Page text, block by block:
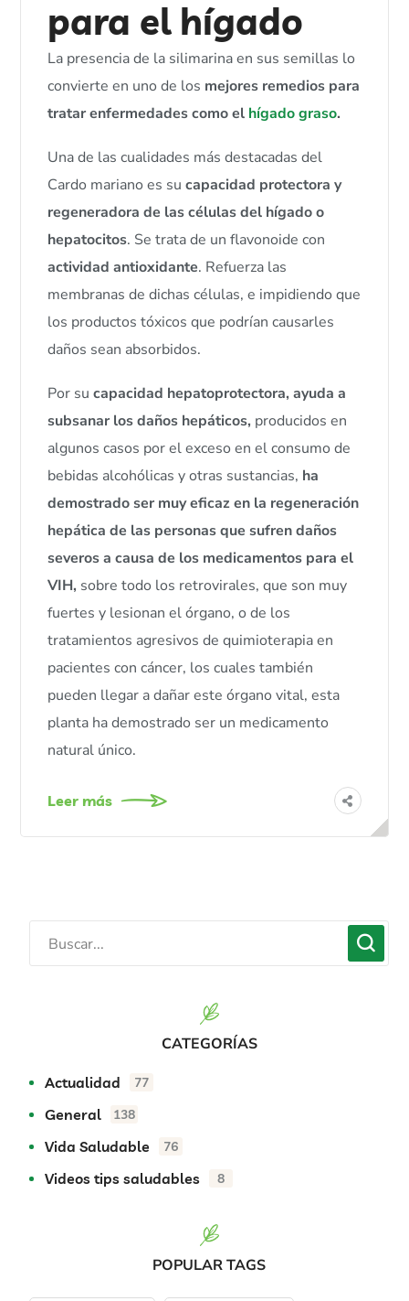
para el hígado
La presencia de la silimarina en sus semillas lo
convierte en uno de los mejores remedios para
tratar enfermedades como el hígado graso.
Una de las cualidades más destacadas del
Cardo mariano es sucapacidad protectora y
regeneradora de las células del hígado o
hepatocitos. Se trata de un flavonoide con
actividad antioxidante. Refuerza las
membranas de dichas células, e impidiendo que
los productos tóxicos que podrían causarles
daños sean absorbidos.
Por sucapacidad hepatoprotectora, ayuda a
subsanar los daños hepáticos, producidos en
algunos casos por el exceso en el consumo de
bebidas alcohólicas y otras sustancias, ha
demostrado ser muy eficaz en la regeneración
hepática de las personas que sufren daños
severos a causa de los medicamentos para el
VIH, sobre todo los retrovirales, que son muy
fuertes y lesionan el órgano, o de los
tratamientos agresivos de quimioterapia en
pacientes con cáncer, los cuales también
pueden llegar a dañar este órgano vital, esta
planta ha demostrado ser un medicamento
natural único.
Leer más
CATEGORÍAS
Actualidad 77
General 138
Vida Saludable 76
Videos tips saludables 8
POPULAR TAGS